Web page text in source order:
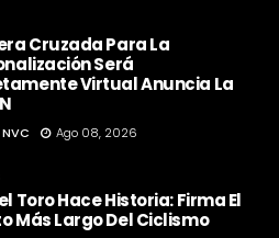
Cruzada Para La
Será
Virtual Anuncia La
Ago 08, 2026
Toro Hace Historia: Firma El
Más Largo Del Ciclismo